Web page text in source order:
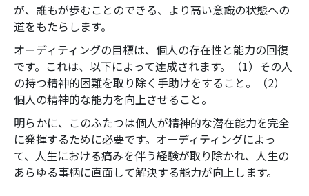
が、誰もが歩むことのできる、より高い意識の状態への
道をもたらします。
オーディティングの目標は、個人の存在性と能力の回復
です。これは、以下によって達成されます。（1）その人
の持つ精神的困難を取り除く手助けをすること。（2）
個人の精神的な能力を向上させること。
明らかに、このふたつは個人が精神的な潜在能力を完全
に発揮するために必要です。オーディティングによっ
て、人生における痛みを伴う経験が取り除かれ、人生の
あらゆる事柄に直面して解決する能力が向上します。